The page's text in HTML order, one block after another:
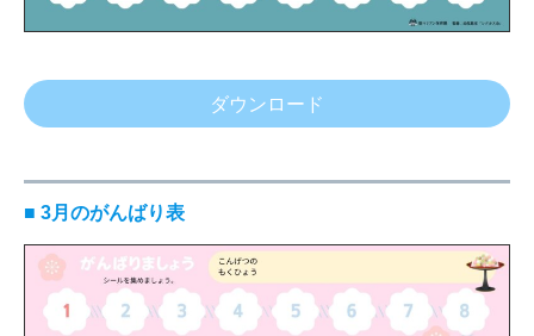
ダウンロード
■ 3月のがんばり表